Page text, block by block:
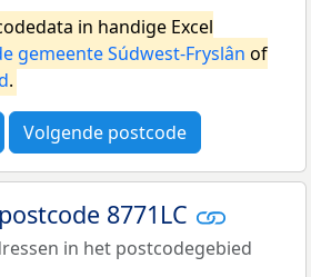
in handige Excel
gemeente Súdwest-Fryslân of
.
Volgende postcode
8771LC
in het postcodegebied